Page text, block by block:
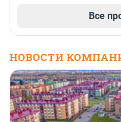
Все
НОВОСТИ